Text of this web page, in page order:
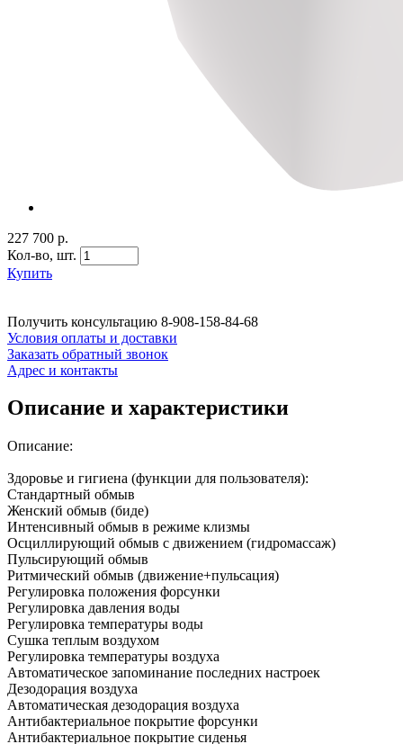
227 700 р.
Кол-во, шт.
Купить
Получить консультацию 8-908-158-84-68
Условия оплаты и доставки
Заказать обратный звонок
Адрес и контакты
Описание и характеристики
Описание:
Здоровье и гигиена (функции для пользователя):
Стандартный обмыв
Женский обмыв (биде)
Интенсивный обмыв в режиме клизмы
Осциллирующий обмыв с движением (гидромассаж)
Пульсирующий обмыв
Ритмический обмыв (движение+пульсация)
Регулировка положения форсунки
Регулировка давления воды
Регулировка температуры воды
Сушка теплым воздухом
Регулировка температуры воздуха
Автоматическое запоминание последних настроек
Дезодорация воздуха
Автоматическая дезодорация воздуха
Антибактериальное покрытие форсунки
Антибактериальное покрытие сиденья